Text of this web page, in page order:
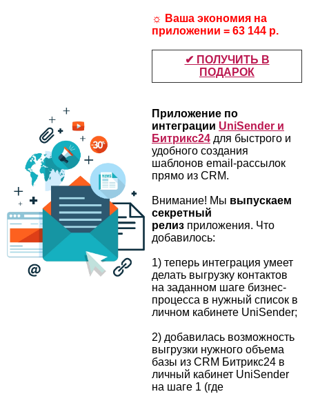
☼ Ваша экономия на
приложении = 63 144 р.
✔ ПОЛУЧИТЬ В
ПОДАРОК
Приложение по
интеграции UniSender и
Битрикс24 для быстрого и
удобного создания
шаблонов email-рассылок
прямо из CRM.
Внимание! Мы выпускаем
секретный
релиз приложения. Что
добавилось:
1) теперь интеграция умеет
делать выгрузку контактов
на заданном шаге бизнес-
процесса в нужный список в
личном кабинете UniSender;
2) добавилась возможность
выгрузки нужного объема
базы из CRM Битрикс24 в
личный кабинет UniSender
на шаге 1 (где